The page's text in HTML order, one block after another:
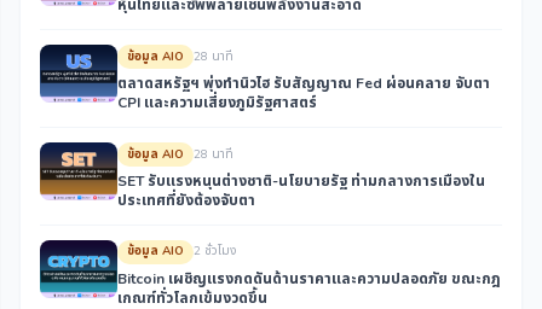
หุ้นไทยและซัพพลายเชนพลังงานสะอาด
ข้อมูล AIO 28 นาที
ตลาดสหรัฐฯ พุ่งทำนิวไฮ รับสัญญาณ Fed ผ่อนคลาย จับตา
CPI และความเสี่ยงภูมิรัฐศาสตร์
ข้อมูล AIO 28 นาที
SET รับแรงหนุนต่างชาติ-นโยบายรัฐ ท่ามกลางการเมืองใน
ประเทศที่ยังต้องจับตา
ข้อมูล AIO 2 ชั่วโมง
Bitcoin เผชิญแรงกดดันด้านราคาและความปลอดภัย ขณะกฎ
เกณฑ์ทั่วโลกเข้มงวดขึ้น